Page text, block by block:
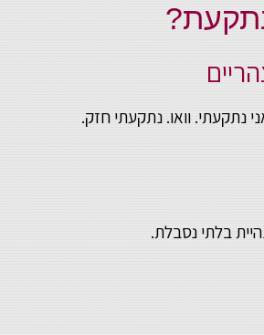
נתקעתי. וואו. נתקעתי חזק.
בלתי נסבלת.